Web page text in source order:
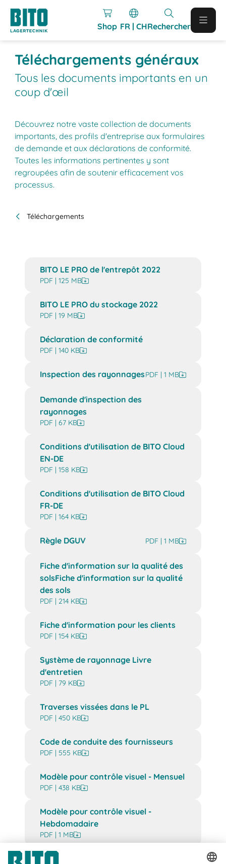
Shop FR | CHRechercher
Téléchargements généraux
Tous les documents importants en un
coup d'œil
Découvrez notre vaste collection de documents
importants, des profils d'entreprise aux formulaires
de demande et aux déclarations de conformité.
Toutes les informations pertinentes y sont
regroupées afin de soutenir efficacement vos
processus.
Téléchargements
BITO LE PRO de l'entrepôt 2022
PDF | 125 MB
BITO LE PRO du stockage 2022
PDF | 19 MB
Déclaration de conformité
PDF | 140 KB
Inspection des rayonnagesPDF | 1 MB
Demande d'inspection des
rayonnages
PDF | 67 KB
Conditions d'utilisation de BITO Cloud
EN-DE
PDF | 158 KB
Conditions d'utilisation de BITO Cloud
FR-DE
PDF | 164 KB
Règle DGUV PDF | 1 MB
Fiche d'information sur la qualité des
solsFiche d'information sur la qualité
des sols
PDF | 214 KB
Fiche d'information pour les clients
PDF | 154 KB
Système de rayonnage Livre
d'entretien
PDF | 79 KB
Traverses vissées dans le PL
PDF | 450 KB
Code de conduite des fournisseurs
PDF | 555 KB
Modèle pour contrôle visuel - Mensuel
PDF | 438 KB
Modèle pour contrôle visuel -
Hebdomadaire
PDF | 1 MB
BITO Product Safety and Security